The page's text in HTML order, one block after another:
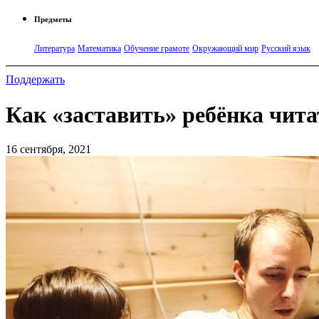
Предметы
Литература Математика Обучение грамоте Окружающий мир Русский язык
Поддержать
Как «заставить» ребёнка
16 сентября, 2021